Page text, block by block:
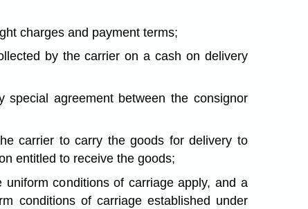
charges and payment terms;
by the carrier on a cash on delivery
special agreement between the consignor
carrier to carry the goods for delivery to
entitled to receive the goods;
uniform conditions of carriage apply, and a
conditions of carriage established under